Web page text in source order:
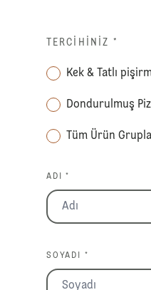
TERCIHINIZ *
Kek & Tatlı
Dondurulmuş
Tüm Ürün
ADI *
SOYADI *